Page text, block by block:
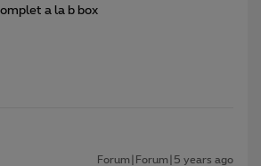
a la b box
Forum|Forum|5 years ago